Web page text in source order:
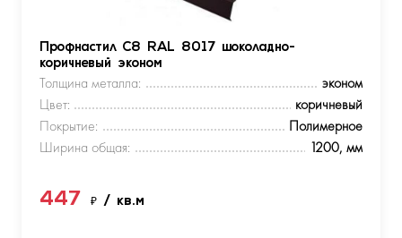
Профнастил С8 RAL 8017 шоколадно-
коричневый эконом
Толщина металла:
эконом
Цвет:
коричневый
Покрытие:
Полимерное
Ширина общая:
1200, мм
447 ₽ / кв.м